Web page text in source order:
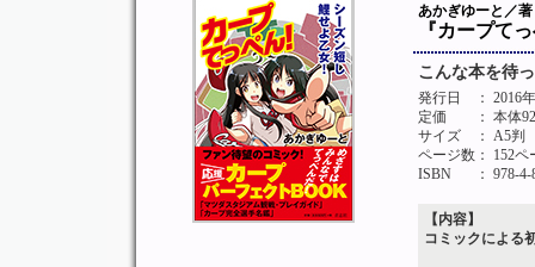
あかぎゆーと／
『カープて
こんな本を待
発行日
： 2016
定価
： 本体
サイズ
： A5判
ページ数： 152ペ
ISBN
： 978-
【内容】
コミックによる